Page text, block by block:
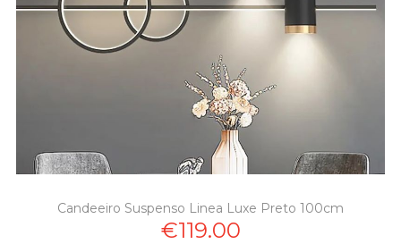
Candeeiro Suspenso Linea Luxe Preto 100cm
€119.00